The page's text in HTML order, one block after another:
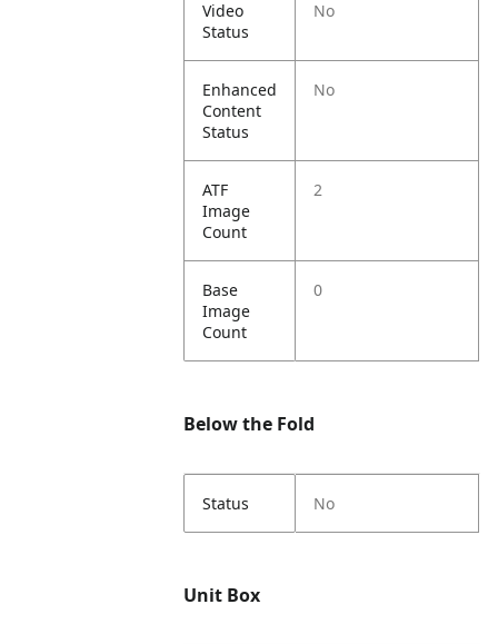
Video
Status
No
Enhanced
Content
Status
No
ATF
Image
Count
2
Base
Image
Count
0
Below the Fold
Status No
Unit Box